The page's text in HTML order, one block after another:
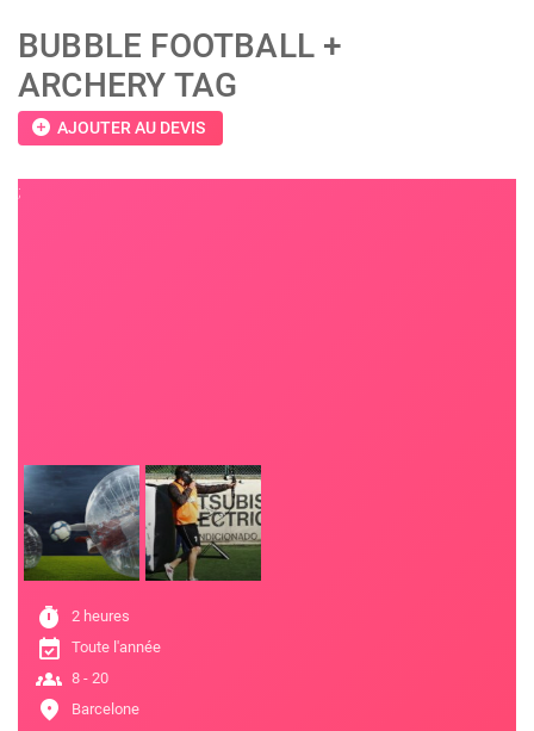
BUBBLE FOOTBALL +
ARCHERY TAG
add_circle AJOUTER AU DEVIS
;
timer 2 heures
event_available Toute l'année
groups 8 - 20
location_on Barcelone